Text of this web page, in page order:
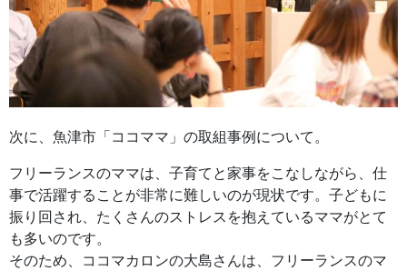
次に、魚津市「ココママ」の取組事例について。
フリーランスのママは、子育てと家事をこなしながら、仕
事で活躍することが非常に難しいのが現状です。子どもに
振り回され、たくさんのストレスを抱えているママがとて
も多いのです。
そのため、ココマカロンの大島さんは、フリーランスのマ